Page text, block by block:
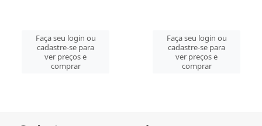
Faça seu login ou
cadastre-se para
ver preços e
comprar
Faça seu login ou
cadastre-se para
ver preços e
comprar